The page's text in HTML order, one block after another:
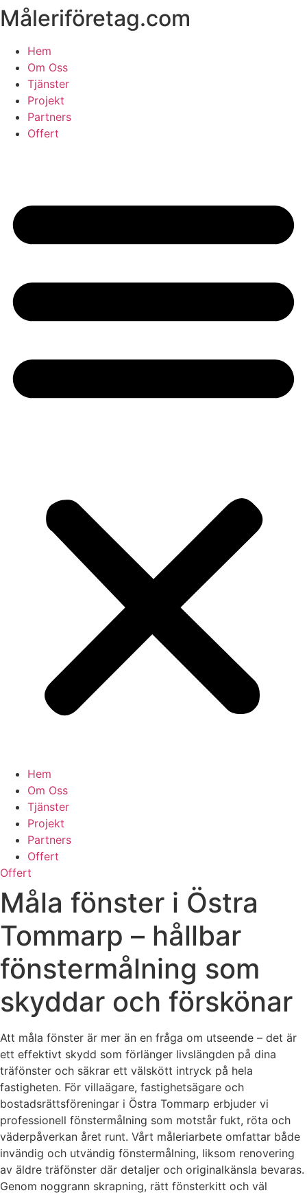
Skip
to
content
Måleriföretag.com
Hem
Om Oss
Tjänster
Projekt
Partners
Offert
Hem
Om Oss
Tjänster
Projekt
Partners
Offert
Offert
Måla fönster i Östra
Tommarp – hållbar
fönstermålning som
skyddar och förskönar
Att måla fönster är mer än en fråga om utseende – det är
ett effektivt skydd som förlänger livslängden på dina
träfönster och säkrar ett välskött intryck på hela
fastigheten. För villaägare, fastighetsägare och
bostadsrättsföreningar i Östra Tommarp erbjuder vi
professionell fönstermålning som motstår fukt, röta och
väderpåverkan året runt. Vårt måleriarbete omfattar både
invändig och utvändig fönstermålning, liksom renovering
av äldre träfönster där detaljer och originalkänsla bevaras.
Genom noggrann skrapning, rätt fönsterkitt och väl